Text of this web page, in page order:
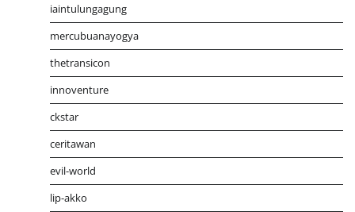
iaintulungagung
mercubuanayogya
thetransicon
innoventure
ckstar
ceritawan
evil-world
lip-akko